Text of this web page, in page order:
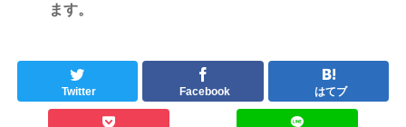
ます。
Twitter Facebook はてブ